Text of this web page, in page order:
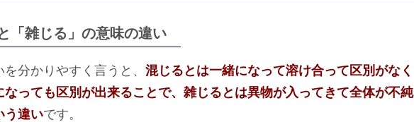
「雑じる」の意味の違い
分かりやすく言うと、 混じるとは一緒になって溶け合って区別がなく
っても区別が出来ることで、雑じるとは異物が入ってきて全体が不純
う違いです。